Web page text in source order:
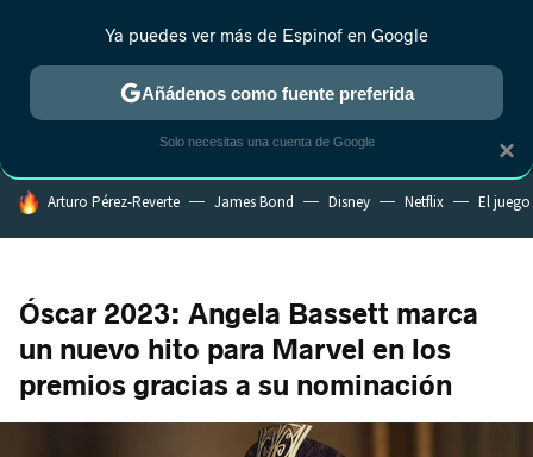
MENÚ NUEVO
ESTRENOS REALITY ANIME RANKINGS CINE
HOY SE HABLA DE
Arturo Pérez-Reverte James Bond Disney Netflix El
Óscar 2023: Angela Bassett marca
un nuevo hito para Marvel en los
premios gracias a su nominación
×
Ya puedes ver más de Espinof en Google
Añádenos como fuente preferida
Solo necesitas una cuenta de Google